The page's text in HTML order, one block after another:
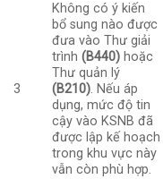
3
Không có ý kiến
bổ sung nào được
đưa vào Thư giải
trình(B440) hoặc
Thư quản lý
(B210). Nếu áp
dụng, mức độ tin
cậy vào KSNB đã
được lập kế hoạch
trong khu vực này
vẫn còn phù hợp.